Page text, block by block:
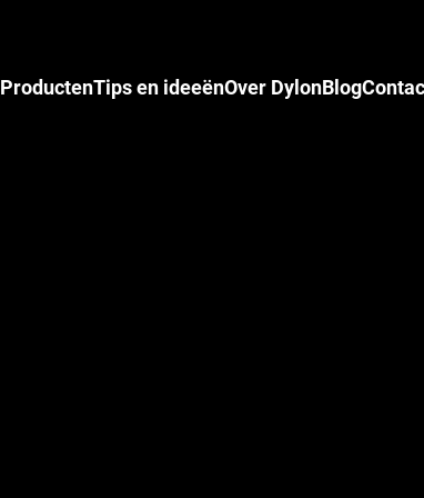
ProductenTips en ideeënOver DylonBlog